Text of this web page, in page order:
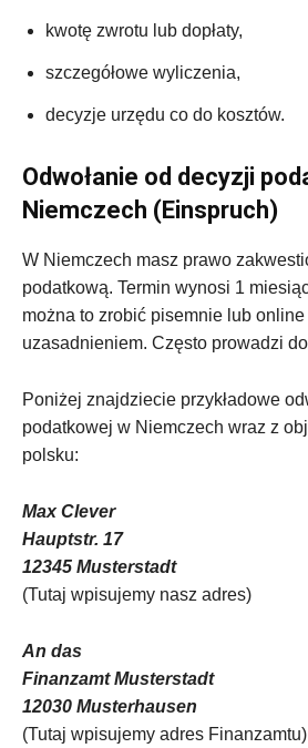
kwotę zwrotu lub dopłaty,
szczegółowe wyliczenia,
decyzje urzędu co do kosztów.
Odwołanie od decyzji
Niemczech (Einspruch)
W Niemczech masz prawo
podatkową. Termin wynosi 1
można to zrobić pisemnie lub
uzasadnieniem. Często prowadzi
Poniżej znajdziecie przykładowe
podatkowej w Niemczech wraz z
polsku:
Max Clever
Hauptstr. 17
12345 Musterstadt
(Tutaj wpisujemy nasz adres)
An das
Finanzamt Musterstadt
12030 Musterhausen
(Tutaj wpisujemy adres Finanzamtu)